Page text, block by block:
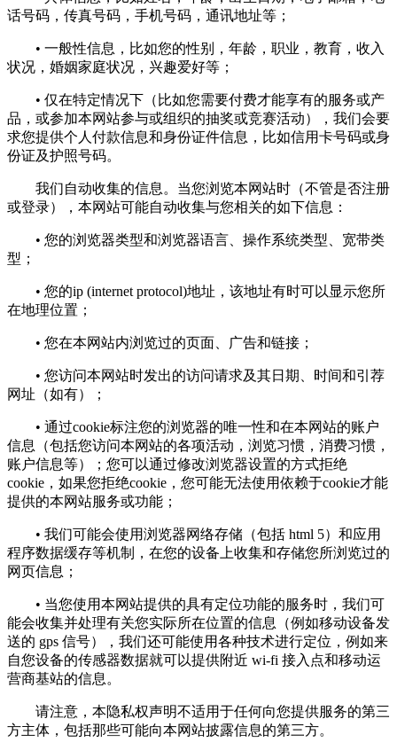
话号码，传真号码，手机号码，通讯地址等；
• 一般性信息，比如您的性别，年龄，职业，教育，收入
状况，婚姻家庭状况，兴趣爱好等；
• 仅在特定情况下（比如您需要付费才能享有的服务或产
品，或参加本网站参与或组织的抽奖或竞赛活动），我们会要
求您提供个人付款信息和身份证件信息，比如信用卡号码或身
份证及护照号码。
我们自动收集的信息。当您浏览本网站时（不管是否注册
或登录），本网站可能自动收集与您相关的如下信息：
• 您的浏览器类型和浏览器语言、操作系统类型、宽带类
型；
• 您的ip (internet protocol)地址，该地址有时可以显示您所
在地理位置；
• 您在本网站内浏览过的页面、广告和链接；
• 您访问本网站时发出的访问请求及其日期、时间和引荐
网址（如有）；
• 通过cookie标注您的浏览器的唯一性和在本网站的账户
信息（包括您访问本网站的各项活动，浏览习惯，消费习惯，
账户信息等）；您可以通过修改浏览器设置的方式拒绝
cookie，如果您拒绝cookie，您可能无法使用依赖于cookie才能
提供的本网站服务或功能；
• 我们可能会使用浏览器网络存储（包括 html 5）和应用
程序数据缓存等机制，在您的设备上收集和存储您所浏览过的
网页信息；
• 当您使用本网站提供的具有定位功能的服务时，我们可
能会收集并处理有关您实际所在位置的信息（例如移动设备发
送的 gps 信号），我们还可能使用各种技术进行定位，例如来
自您设备的传感器数据就可以提供附近 wi-fi 接入点和移动运
营商基站的信息。
请注意，本隐私权声明不适用于任何向您提供服务的第三
方主体，包括那些可能向本网站披露信息的第三方。